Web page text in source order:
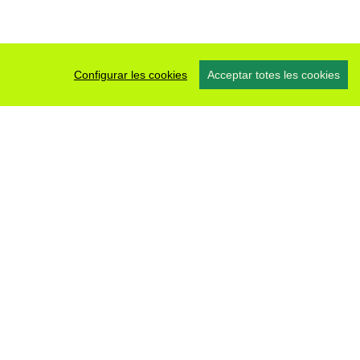
Configurar les cookies Acceptar totes les cookies